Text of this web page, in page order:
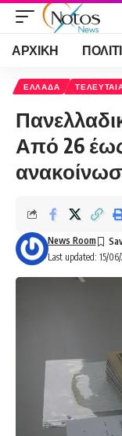
ΑΡΧΙΚΗ
ΕΛΛΑΔΑ
Από 26
Last updated: 15/
News Room